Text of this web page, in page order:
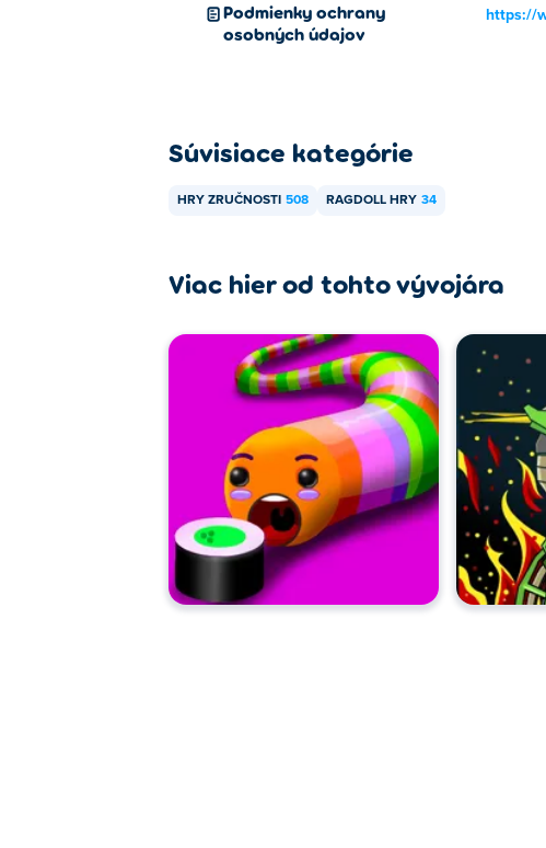
Podmienky ochrany
osobných údajov
https://
Súvisiace kategórie
HRY ZRUČNOSTI 508 RAGDOLL HRY 34
Viac hier od tohto vývojára